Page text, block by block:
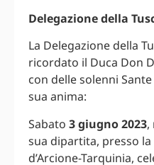
Delegazione della
La Delegazione della
ricordato il Duca Don
con delle solenni
sua anima:
Sabato 3 giugno 2023,
sua dipartita, presso la
d’Arcione-Tarquinia,